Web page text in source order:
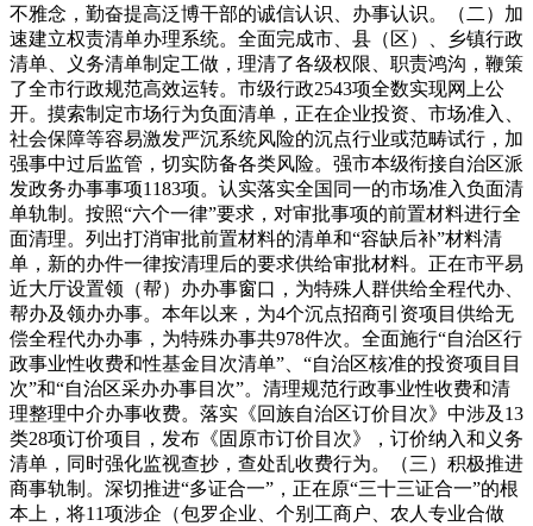
不雅念，勤奋提高泛博干部的诚信认识、办事认识。（二）加
速建立权责清单办理系统。全面完成市、县（区）、乡镇行政
清单、义务清单制定工做，理清了各级权限、职责鸿沟，鞭策
了全市行政规范高效运转。市级行政2543项全数实现网上公
开。摸索制定市场行为负面清单，正在企业投资、市场准入、
社会保障等容易激发严沉系统风险的沉点行业或范畴试行，加
强事中过后监管，切实防备各类风险。强市本级衔接自治区派
发政务办事事项1183项。认实落实全国同一的市场准入负面清
单轨制。按照“六个一律”要求，对审批事项的前置材料进行全
面清理。列出打消审批前置材料的清单和“容缺后补”材料清
单，新的办件一律按清理后的要求供给审批材料。正在市平易
近大厅设置领（帮）办办事窗口，为特殊人群供给全程代办、
帮办及领办办事。本年以来，为4个沉点招商引资项目供给无
偿全程代办办事，为特殊办事共978件次。全面施行“自治区行
政事业性收费和性基金目次清单”、“自治区核准的投资项目目
次”和“自治区采办办事目次”。清理规范行政事业性收费和清
理整理中介办事收费。落实《回族自治区订价目次》中涉及13
类28项订价项目，发布《固原市订价目次》，订价纳入和义务
清单，同时强化监视查抄，查处乱收费行为。（三）积极推进
商事轨制。深切推进“多证合一”，正在原“三十三证合一”的根
本上，将11项涉企（包罗企业、个别工商户、农人专业合做